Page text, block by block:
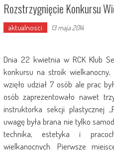
Rozstrzygnięcie Konkursu
aktualnosci 13 maja 2014
Dnia 22 kwietnia w RCK Klub
konkursu na stroik
wzięło udział 7 osób ale prac
osób zaprezentowało nawet
instruktorka sekcji plastycznej
uwagę była brana nie tylko
technika, estetyka i
wielkanocnych. Pierwsze